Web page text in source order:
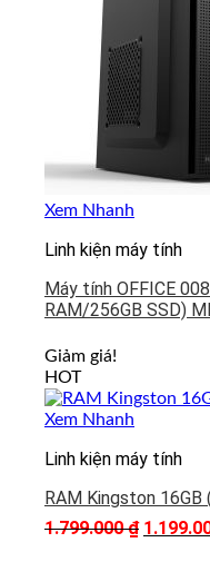
Xem Nhanh
Linh kiện máy tính
Máy tính OFFICE
RAM/256GB SSD)
Giảm giá!
HOT
Xem Nhanh
Linh kiện máy tính
RAM Kingston 16GB
1.799.000₫ Giá